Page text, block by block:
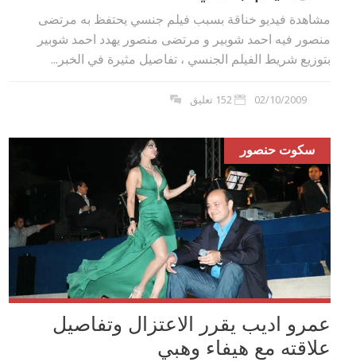
مشاهدة فيديو خناقة بسبب فيلم جنسي يحتفظ به مرتضى
منصور فيه احمد شوبير و مرتضى منصور يهدد احمد شوبير
بتوزيع شريط الفيلم الجنسي ، تفاصيل مثيرة في الخبر...
02/10/2009 152 تعليق
سكوت حنصور
عمرو اديب يقرر الاعتزال وتفاصيل
علاقته مع هيفاء وهبي